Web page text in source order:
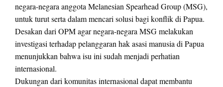
negara-negara anggota Melanesian Spearhead Group (MSG),
untuk turut serta dalam mencari solusi bagi konflik di Papua.
Desakan dari OPM agar negara-negara MSG melakukan
investigasi terhadap pelanggaran hak asasi manusia di Papua
menunjukkan bahwa isu ini sudah menjadi perhatian
internasional.
Dukungan dari komunitas internasional dapat membantu